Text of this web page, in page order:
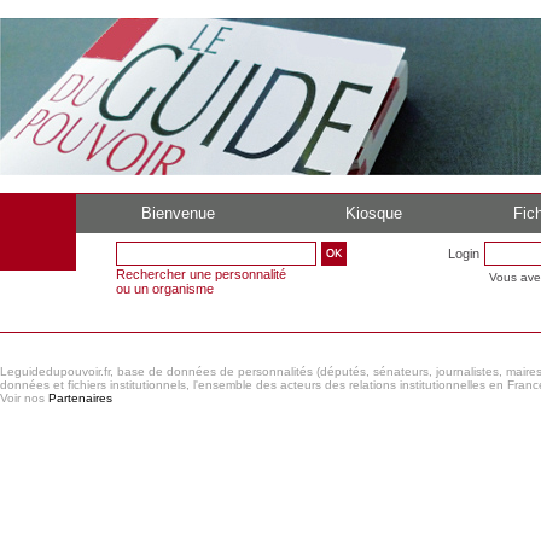
Bienvenue Kiosque
Rechercher une personnalité
ou un organisme
Login
Vous
Leguidedupouvoir.fr, base de données de personnalités (députés, sénateurs, journalistes,
données et fichiers institutionnels, l'ensemble des acteurs des relations institutionnelles en
Voir nos Partenaires